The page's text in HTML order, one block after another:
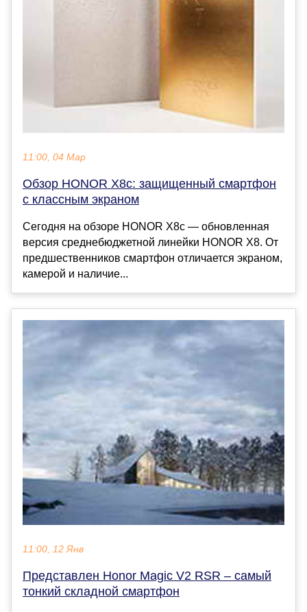
11:00, 04 Мар
Обзор HONOR X8c: защищенный смартфон
с классным экраном
Сегодня на обзоре HONOR X8c — обновленная
версия среднебюджетной линейки HONOR X8. От
предшественников смартфон отличается экраном,
камерой и наличие...
11:00, 12 Янв
Представлен Honor Magic V2 RSR – самый
тонкий складной смартфон